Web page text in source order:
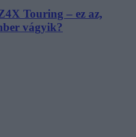
Touring – ez az,
vágyik?